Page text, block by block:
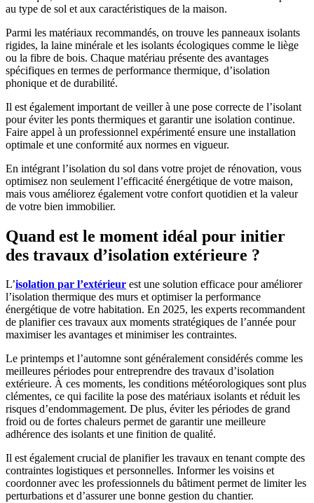
au type de sol et aux caractéristiques de la maison.
Parmi les matériaux recommandés, on trouve les panneaux isolants
rigides, la laine minérale et les isolants écologiques comme le liège
ou la fibre de bois. Chaque matériau présente des avantages
spécifiques en termes de performance thermique, d’isolation
phonique et de durabilité.
Il est également important de veiller à une pose correcte de l’isolant
pour éviter les ponts thermiques et garantir une isolation continue.
Faire appel à un professionnel expérimenté ensure une installation
optimale et une conformité aux normes en vigueur.
En intégrant l’isolation du sol dans votre projet de rénovation, vous
optimisez non seulement l’efficacité énergétique de votre maison,
mais vous améliorez également votre confort quotidien et la valeur
de votre bien immobilier.
Quand est le moment idéal pour initier
des travaux d’isolation extérieure ?
L’isolation par l’extérieur est une solution efficace pour améliorer
l’isolation thermique des murs et optimiser la performance
énergétique de votre habitation. En 2025, les experts recommandent
de planifier ces travaux aux moments stratégiques de l’année pour
maximiser les avantages et minimiser les contraintes.
Le printemps et l’automne sont généralement considérés comme les
meilleures périodes pour entreprendre des travaux d’isolation
extérieure. À ces moments, les conditions météorologiques sont plus
clémentes, ce qui facilite la pose des matériaux isolants et réduit les
risques d’endommagement. De plus, éviter les périodes de grand
froid ou de fortes chaleurs permet de garantir une meilleure
adhérence des isolants et une finition de qualité.
Il est également crucial de planifier les travaux en tenant compte des
contraintes logistiques et personnelles. Informer les voisins et
coordonner avec les professionnels du bâtiment permet de limiter les
perturbations et d’assurer une bonne gestion du chantier.